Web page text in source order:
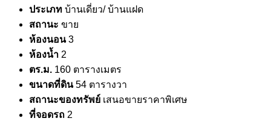
ประเภท บ้านเดี่ยว/ บ้านแฝด
สถานะ ขาย
ห้องนอน 3
ห้องน้ำ 2
ตร.ม. 160 ตารางเมตร
ขนาดที่ดิน 54 ตารางวา
สถานะของทรัพย์ เสนอขายราคาพิเศษ
ที่จอดรถ 2